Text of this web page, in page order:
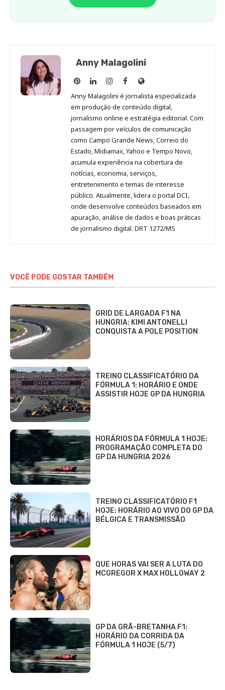
Anny Malagolini
Anny
Malagolini
no
Pinterest
Anny
Malagolini
no
LinkedIn
Anny
Malagolini
no
Instagram
Anny
Malagolini
no
Facebook
Site
de
Anny
Malagolini
Anny Malagolini é jornalista especializada
em produção de conteúdo digital,
jornalismo online e estratégia editorial. Com
passagem por veículos de comunicação
como Campo Grande News, Correio do
Estado, Midiamax, Yahoo e Tempo Novo,
acumula experiência na cobertura de
notícias, economia, serviços,
entretenimento e temas de interesse
público. Atualmente, lidera o portal DCI,
onde desenvolve conteúdos baseados em
apuração, análise de dados e boas práticas
de jornalismo digital. DRT 1272/MS
VOCÊ PODE GOSTAR TAMBÉM
GRID DE LARGADA F1 NA
HUNGRIA: KIMI ANTONELLI
CONQUISTA A POLE POSITION
TREINO CLASSIFICATÓRIO DA
FÓRMULA 1: HORÁRIO E ONDE
ASSISTIR HOJE GP DA HUNGRIA
HORÁRIOS DA FÓRMULA 1 HOJE:
PROGRAMAÇÃO COMPLETA DO
GP DA HUNGRIA 2026
TREINO CLASSIFICATÓRIO F1
HOJE: HORÁRIO AO VIVO DO GP DA
BÉLGICA E TRANSMISSÃO
QUE HORAS VAI SER A LUTA DO
MCGREGOR X MAX HOLLOWAY 2
GP DA GRÃ-BRETANHA F1:
HORÁRIO DA CORRIDA DA
FÓRMULA 1 HOJE (5/7)